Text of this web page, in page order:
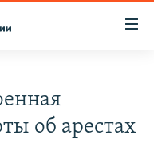
об арестах